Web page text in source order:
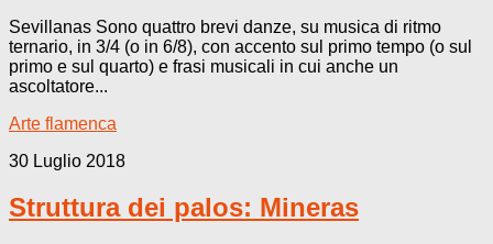
Sevillanas Sono quattro brevi danze, su musica di ritmo
ternario, in 3/4 (o in 6/8), con accento sul primo tempo (o sul
primo e sul quarto) e frasi musicali in cui anche un
ascoltatore...
Arte flamenca
30 Luglio 2018
Struttura dei palos: Mineras